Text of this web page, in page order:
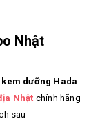
Nhật
kem dưỡng Hada
Nhật chính hãng
sau